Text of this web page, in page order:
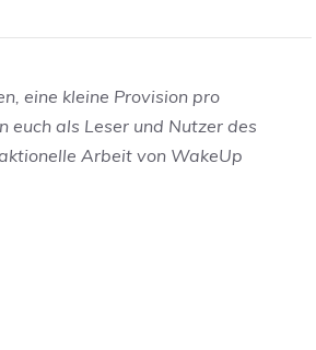
eine kleine Provision pro
euch als Leser und Nutzer des
Arbeit von WakeUp